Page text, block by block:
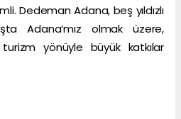
Dedeman Adana, beş yıldızlı
Adana’mız olmak üzere,
yönüyle büyük katkılar